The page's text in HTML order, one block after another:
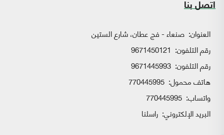
اتصل بنا
العنوان: صنعاء - فج عطان، شارع الستين
رقم التلفون: 9671450121
رقم التلفون: 9671445993
هاتف محمول: 770445995
واتساب:
البريد الإلكتروني: راسلنا